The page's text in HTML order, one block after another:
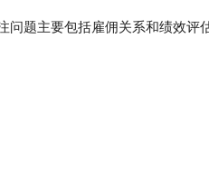
问题主要包括雇佣关系和绩效评